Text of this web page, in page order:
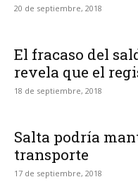
20 de septiembre, 2018
El fracaso del
revela que el
18 de septiembre, 2018
Salta podría
transporte
17 de septiembre, 2018